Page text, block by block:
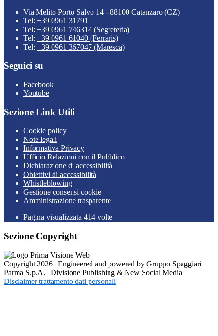
Via Melito Porto Salvo 14 - 88100 Catanzaro (CZ)
Tel: +39 0961 31791
Tel: +39 0961 746314 (Segreteria)
Tel: +39 0961 61040 (Ferraris)
Tel: +39 0961 367047 (Maresca)
Seguici su
Facebook
Youtube
Sezione Link Utili
Cookie policy
Note legali
Informativa Privacy
Ufficio Relazioni con il Pubblico
Dichiarazione di accessibilità
Obiettivi di accessibilità
Whistleblowing
Gestione consensi cookie
Amministrazione trasparente
Pagina visualizzata 414 volte
Sezione Copyright
Copyright 2026 | Engineered and powered by Gruppo Spaggiari
Parma S.p.A. | Divisione Publishing & New Social Media
Disclaimer trattamento dati personali